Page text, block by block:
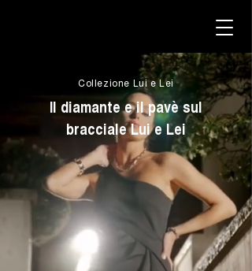
Collezione Lui e Lei
Il diamante e il pavè sul
bracciale Lui e Lei